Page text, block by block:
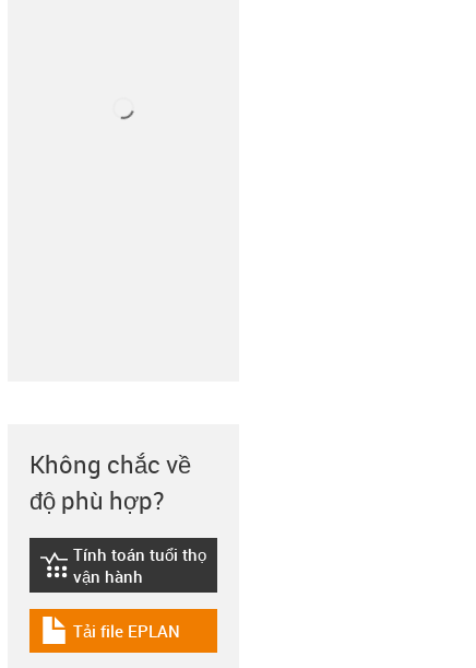
Không chắc về
độ phù hợp?
igus-icon-lebensdauerrechner
Tính toán tuổi thọ
vận hành
igus-icon-download-plan
Tải file EPLAN